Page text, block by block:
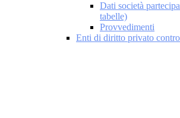
Dati società
tabelle)
Provvedimenti
Enti di diritto privato